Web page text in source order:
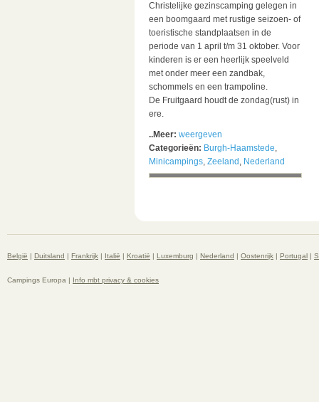
Christelijke gezinscamping gelegen in
een boomgaard met rustige seizoen- of
toeristische standplaatsen in de
periode van 1 april t/m 31 oktober. Voor
kinderen is er een heerlijk speelveld
met onder meer een zandbak,
schommels en een trampoline.
De Fruitgaard houdt de zondag(rust) in
ere.
..Meer: weergeven
Categorieën: Burgh-Haamstede,
Minicampings, Zeeland , Nederland
België | Duitsland | Frankrijk | Italië | Kroatië | Luxemburg | Nederland | Oostenrijk | Portugal |
Campings Europa | Info mbt privacy & cookies